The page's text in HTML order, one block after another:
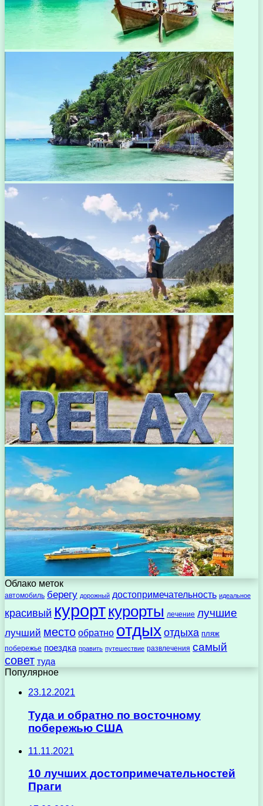
Облако меток
автомобиль берегу дорожный достопримечательность идеальное
красивый курорткурорты лечение лучшие
лучший место обратно отдыхотдыха пляж
побережье поездка править путешествие развлечения самый
совет туда
Популярное
23.12.2021
Туда и обратно по восточному
побережью США
11.11.2021
10 лучших достопримечательностей
Праги